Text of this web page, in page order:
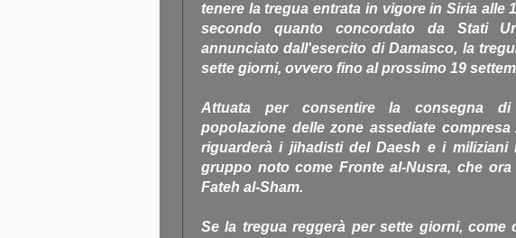
tenere la tregua entrata in vigore in Siria alle
secondo quanto concordato da Stati
annunciato dall'esercito di Damasco, la
sette giorni, ovvero fino al prossimo 19
Attuata per consentire la consegna
popolazione delle zone assediate
riguarderà i jihadisti del Daesh e i miliziani
gruppo noto come Fronte al-Nusra, che
Fateh al-Sham.
Se la tregua reggerà per sette giorni, come